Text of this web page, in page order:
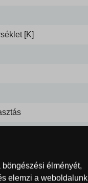
[K]
mélység
élményét,
elemzi a weboldalunk